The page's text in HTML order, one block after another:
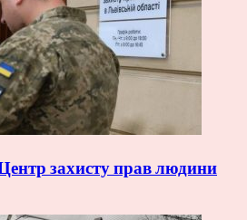
захисту прав людини